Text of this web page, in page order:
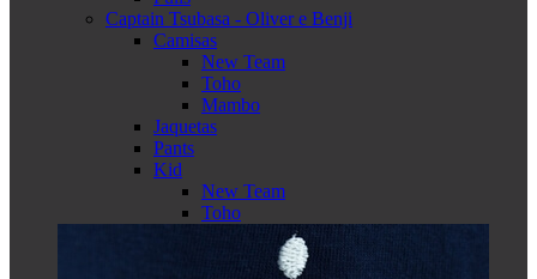
Captain Tsubasa - Oliver e Benji
Camisas
New Team
Toho
Mambo
Jaquetas
Pants
Kid
New Team
Toho